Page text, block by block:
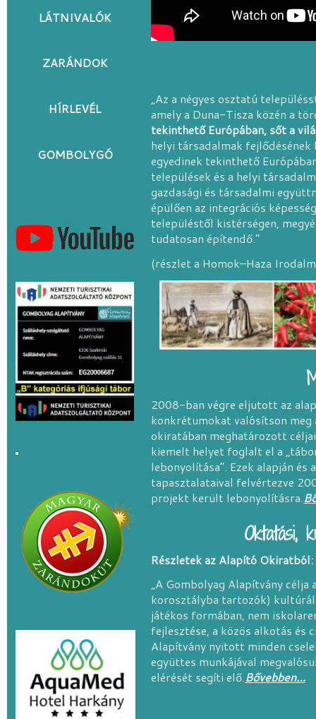
„Az a négyes osztatú
amely a Duna-Tisza közén a
tekinthető Európában, sőt a
helyi társadalmak
egyedinek tekinthető
települések és a helyi
gazdasági és társadalmi
épülően az integrációs
településtől kistérségen,
tudatosan építendő.”
(részlet a Homok–Haza
2008-ban végre eljutott az
konkrétumokat valósítson meg
okiratában meghatározott
kiemelt helyet foglalt el a
lebonyolítása”. Ezek alapján
tapasztalataival felvértezve
projekt került lebonyolításra.
Oktatási,
Részletek az Alapító Okiratból:
„A Gombolyag Alapítvány
korosztályba tartozók)
játékos formában, nem
fejlesztése, a közös alkotás és
Alapítvány nyitott minden
együttes munkájával
elérését segíti elő.Bővebben…
LÁTNIVALÓK
ZARÁNDOK
HÍRLEVÉL
GOMBOLYGÓ